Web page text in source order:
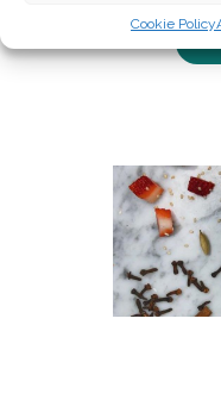
Cookie Policy